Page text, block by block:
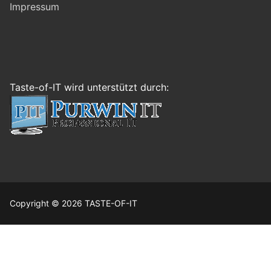
Impressum
Taste-of-IT wird unterstützt durch:
Copyright © 2026 TASTE-OF-IT